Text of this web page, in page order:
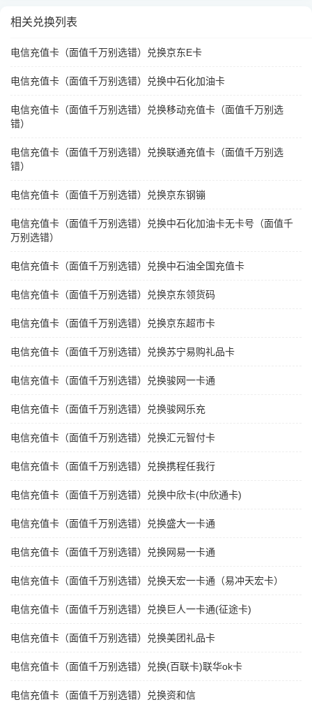
相关兑换列表
电信充值卡（面值千万别选错）兑换京东E卡
电信充值卡（面值千万别选错）兑换中石化加油卡
电信充值卡（面值千万别选错）兑换移动充值卡（面值千万别选
错）
电信充值卡（面值千万别选错）兑换联通充值卡（面值千万别选
错）
电信充值卡（面值千万别选错）兑换京东钢镚
电信充值卡（面值千万别选错）兑换中石化加油卡无卡号（面值千
万别选错）
电信充值卡（面值千万别选错）兑换中石油全国充值卡
电信充值卡（面值千万别选错）兑换京东领货码
电信充值卡（面值千万别选错）兑换京东超市卡
电信充值卡（面值千万别选错）兑换苏宁易购礼品卡
电信充值卡（面值千万别选错）兑换骏网一卡通
电信充值卡（面值千万别选错）兑换骏网乐充
电信充值卡（面值千万别选错）兑换汇元智付卡
电信充值卡（面值千万别选错）兑换携程任我行
电信充值卡（面值千万别选错）兑换中欣卡(中欣通卡)
电信充值卡（面值千万别选错）兑换盛大一卡通
电信充值卡（面值千万别选错）兑换网易一卡通
电信充值卡（面值千万别选错）兑换天宏一卡通（易冲天宏卡）
电信充值卡（面值千万别选错）兑换巨人一卡通(征途卡)
电信充值卡（面值千万别选错）兑换美团礼品卡
电信充值卡（面值千万别选错）兑换(百联卡)联华ok卡
电信充值卡（面值千万别选错）兑换资和信